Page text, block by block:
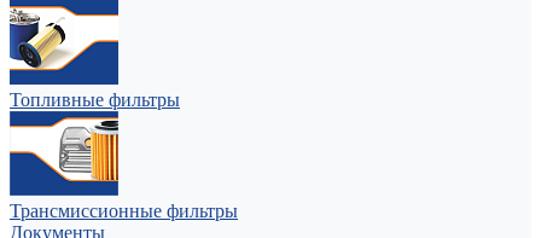
Топливные фильтры
Трансмиссионные фильтры
Документы